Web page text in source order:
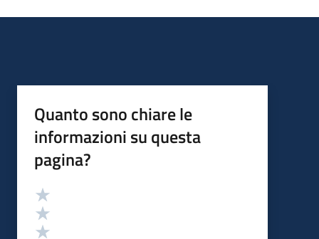
Quanto sono chiare le
informazioni su questa
pagina?
Valutazione